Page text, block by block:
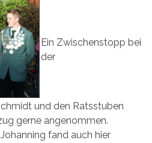
Ein Zwischenstopp bei
der
und den Ratsstuben
gerne angenommen.
fand auch hier